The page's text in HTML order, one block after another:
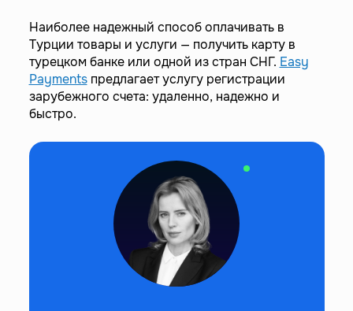
Наиболее надежный способ оплачивать в
Турции товары и услуги — получить карту в
турецком банке или одной из стран СНГ. Easy
Paymentsпредлагает услугу регистрации
зарубежного счета: удаленно, надежно и
быстро.